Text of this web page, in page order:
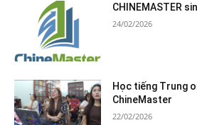
CHINEMASTER
24/02/2026
Học tiếng Trung
ChineMaster
22/02/2026